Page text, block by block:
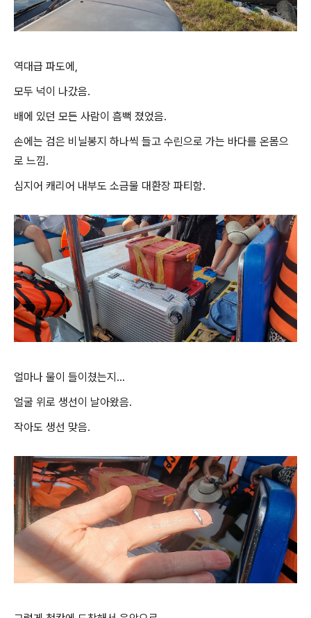
역대급 파도에,
모두 넉이 나갔음.
배에 있던 모든 사람이 흠뻑 졌었음.
손에는 검은 비닐봉지 하나씩 들고 수린으로 가는 바다를 온몸으
로 느낌.
심지어 캐리어 내부도 소금물 대환장 파티함.
얼마나 물이 들이쳤는지...
얼굴 위로 생선이 날아왔음.
작아도 생선 맞음.